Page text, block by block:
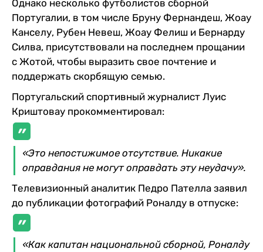
Однако несколько футболистов сборной
Португалии, в том числе Бруну Фернандеш, Жоау
Канселу, Рубен Невеш, Жоау Фелиш и Бернарду
Силва, присутствовали на последнем прощании
с Жотой, чтобы выразить свое почтение и
поддержать скорбящую семью.
Португальский спортивный журналист Луис
Криштовау прокомментировал:
«Это непостижимое отсутствие. Никакие
оправдания не могут оправдать эту неудачу».
Телевизионный аналитик Педро Пателла заявил
до публикации фотографий Роналду в отпуске:
«Как капитан национальной сборной, Роналду